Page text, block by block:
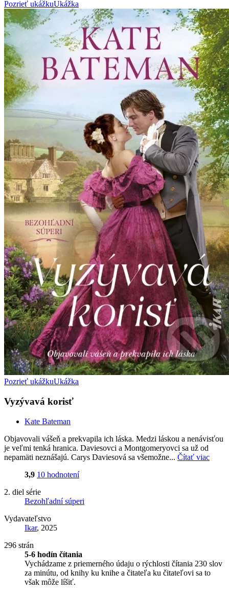
Pozrieť ukážkuUkážka
Pozrieť ukážkuUkážka
Vyzývavá korisť
Kate Bateman
Objavovali vášeň a prekvapila ich láska. Medzi láskou a nenávisťou
je veľmi tenká hranica. Daviesovci a Montgomeryovci sa už od
nepamäti neznášajú. Carys Daviesová sa všemožne... Čítať viac
3,9 10 hodnotení
2. diel série
Bezohľadní súperi
Vydavateľstvo
Ikar, 2025
296 strán
5-6 hodín čítania
Vychádzame z priemerného údaju o rýchlosti čítania 230 slov
za minútu, od knihy ku knihe a čitateľa ku čitateľovi sa to
však môže líšiť.